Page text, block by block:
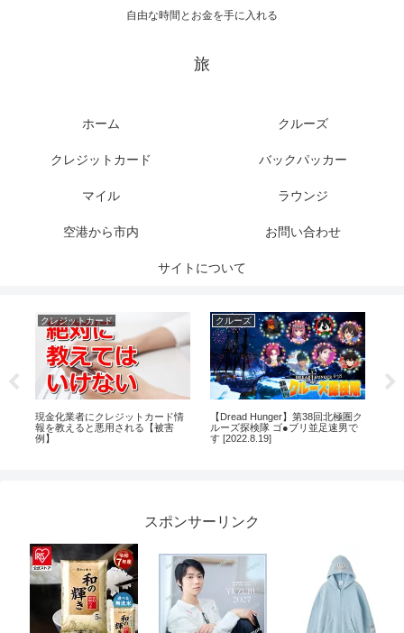
自由な時間とお金を手に入れる
旅
ホーム クルーズ
クレジットカード バックパッカー
マイル ラウンジ
空港から市内 お問い合わせ
サイトについて
クレジットカード
現金化業者にクレジットカード情
報を教えると悪用される【被害
例】
クルーズ
【Dread Hunger】第38回北極圏ク
ルーズ探検隊 ゴ●ブリ並足速男で
す [2022.8.19]
スポンサーリンク